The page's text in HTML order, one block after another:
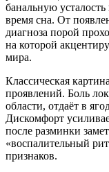
банальную
время сна. От
диагноза порой
на которой
мира.
Классическая
проявлений. Боль
области, отдаёт в
Дискомфорт
после разминки
«воспалительный
признаков.